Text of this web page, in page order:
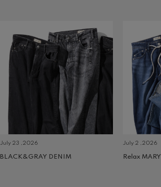
July 23 ,2026
BLACK&GRAY DENIM
July 2 ,2026
Relax MARY